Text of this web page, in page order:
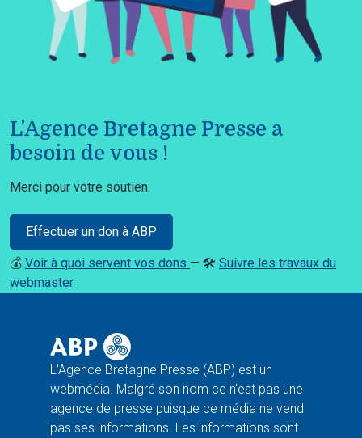
L'Agence Bretagne Presse a
besoin de vous !
Merci pour votre soutien.
Effectuer un don à ABP
💰 Voir à quoi servent vos dons — 🛠️ Suivre les travaux du
webmaster
L'Agence Bretagne Presse (ABP) est un
webmédia. Malgré son nom ce n'est pas une
agence de presse puisque ce média ne vend
pas ses informations. Les informations sont